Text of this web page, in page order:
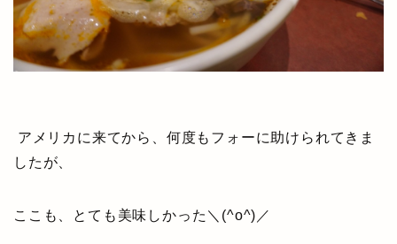
アメリカに来てから、何度もフォーに助けられてきま
したが、
ここも、とても美味しかった＼(^o^)／